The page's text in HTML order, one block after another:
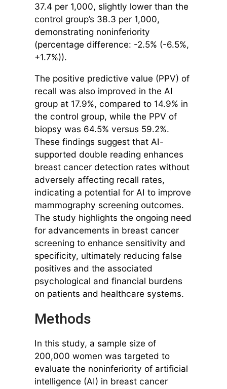
37.4 per 1,000, slightly lower than the
control group’s 38.3 per 1,000,
demonstrating noninferiority
(percentage difference: -2.5% (-6.5%,
+1.7%)).
The positive predictive value (PPV) of
recall was also improved in the AI
group at 17.9%, compared to 14.9% in
the control group, while the PPV of
biopsy was 64.5% versus 59.2%.
These findings suggest that AI-
supported double reading enhances
breast cancer detection rates without
adversely affecting recall rates,
indicating a potential for AI to improve
mammography screening outcomes.
The study highlights the ongoing need
for advancements in breast cancer
screening to enhance sensitivity and
specificity, ultimately reducing false
positives and the associated
psychological and financial burdens
on patients and healthcare systems.
Methods
In this study, a sample size of
200,000 women was targeted to
evaluate the noninferiority of artificial
intelligence (AI) in breast cancer